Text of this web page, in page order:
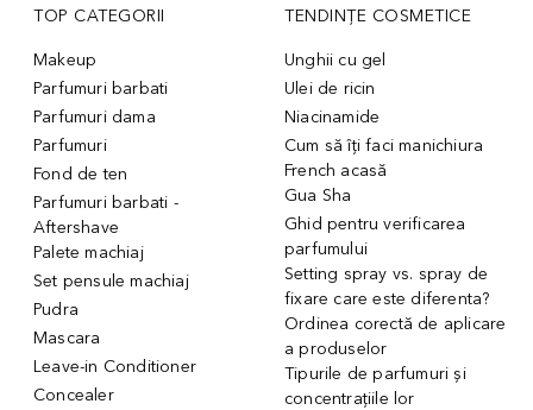
TOP CATEGORII
Makeup
Parfumuri barbati
Parfumuri dama
Parfumuri
Fond de ten
Parfumuri barbati -
Aftershave
Palete machiaj
Set pensule machiaj
Pudra
Mascara
Leave-in Conditioner
Concealer
TENDINȚE COSMETICE
Unghii cu gel
Ulei de ricin
Niacinamide
Cum să îți faci manichiura
French acasă
Gua Sha
Ghid pentru verificarea
parfumului
Setting spray vs. spray de
fixare care este diferenta?
Ordinea corectă de aplicare
a produselor
Tipurile de parfumuri și
concentrațiile lor